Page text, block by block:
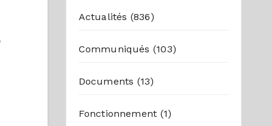
Actualités (836)
Communiqués (103)
Documents (13)
Fonctionnement (1)